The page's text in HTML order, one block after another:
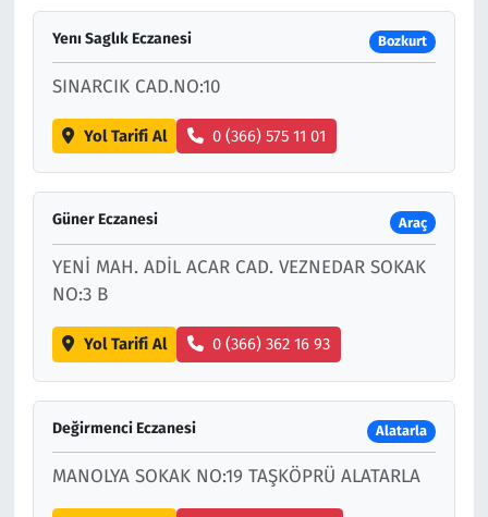
Yenı Saglık Eczanesi Bozkurt
SINARCIK CAD.NO:10
Yol Tarifi Al 0 (366) 575 11 01
Güner Eczanesi Araç
YENİ MAH. ADİL ACAR CAD. VEZNEDAR SOKAK
NO:3 B
Yol Tarifi Al 0 (366) 362 16 93
Değirmenci Eczanesi Alatarla
MANOLYA SOKAK NO:19 TAŞKÖPRÜ ALATARLA